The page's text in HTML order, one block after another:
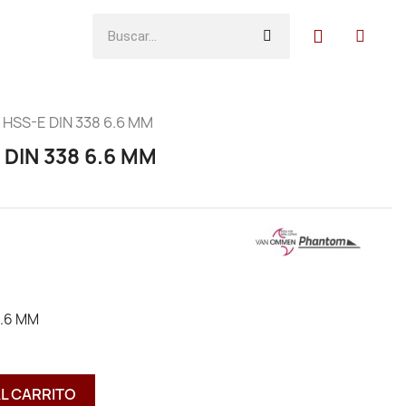
E DIN 338 6.6 MM
338 6.6 MM
MM
CARRITO